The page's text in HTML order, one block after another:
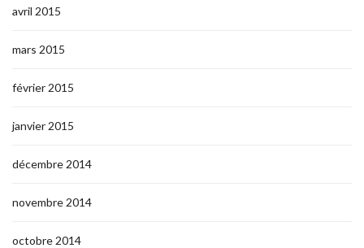
avril 2015
mars 2015
février 2015
janvier 2015
décembre 2014
novembre 2014
octobre 2014